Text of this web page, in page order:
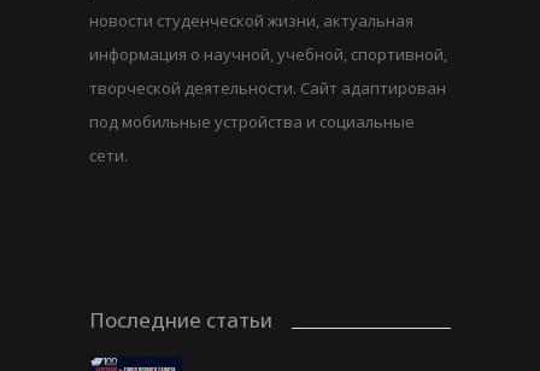
новости студенческой жизни, актуальная
информация о научной, учебной, спортивной,
творческой деятельности. Сайт адаптирован
под мобильные устройства и социальные
сети.
Последние статьи